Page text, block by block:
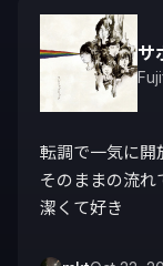
サ
転調で一気に開
そのままの流れ
潔くて好き